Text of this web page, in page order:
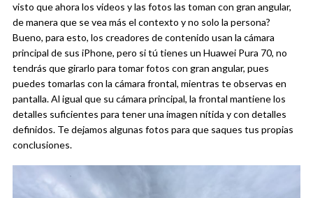
visto que ahora los videos y las fotos las toman con gran angular,
de manera que se vea más el contexto y no solo la persona?
Bueno, para esto, los creadores de contenido usan la cámara
principal de sus iPhone, pero si tú tienes un Huawei Pura 70, no
tendrás que girarlo para tomar fotos con gran angular, pues
puedes tomarlas con la cámara frontal, mientras te observas en
pantalla.Al igual que su cámara principal, la frontal mantiene los
detalles suficientes para tener una imagen nítida y con detalles
definidos. Te dejamos algunas fotos para que saques tus propias
conclusiones.